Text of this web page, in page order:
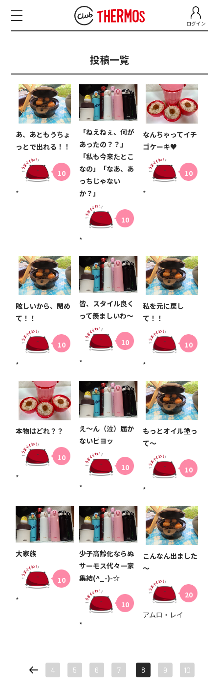
ログイン
投稿一覧
あ、あともうちょ
っとで出れる！！
10
*
「ねえねぇ、何が
あったの？？」
「私も今来たとこ
なの」「なあ、あ
っちじゃない
か？」
10
*
なんちゃってイチ
ゴケーキ♥
10
*
眩しいから、閉め
て！！
10
*
皆、スタイル良く
って羨ましいわ〜
10
*
私を元に戻し
て！！
10
*
本物はどれ？？
10
*
え〜ん（泣）届か
ないピヨッ
10
*
もっとオイル塗っ
て〜
10
*
大家族
10
*
少子高齢化ならぬ
サーモス代々一家
集結(^_-)-☆
10
*
こんなん出ました
～
20
アムロ・レイ
4 5 6 7 8 9 10